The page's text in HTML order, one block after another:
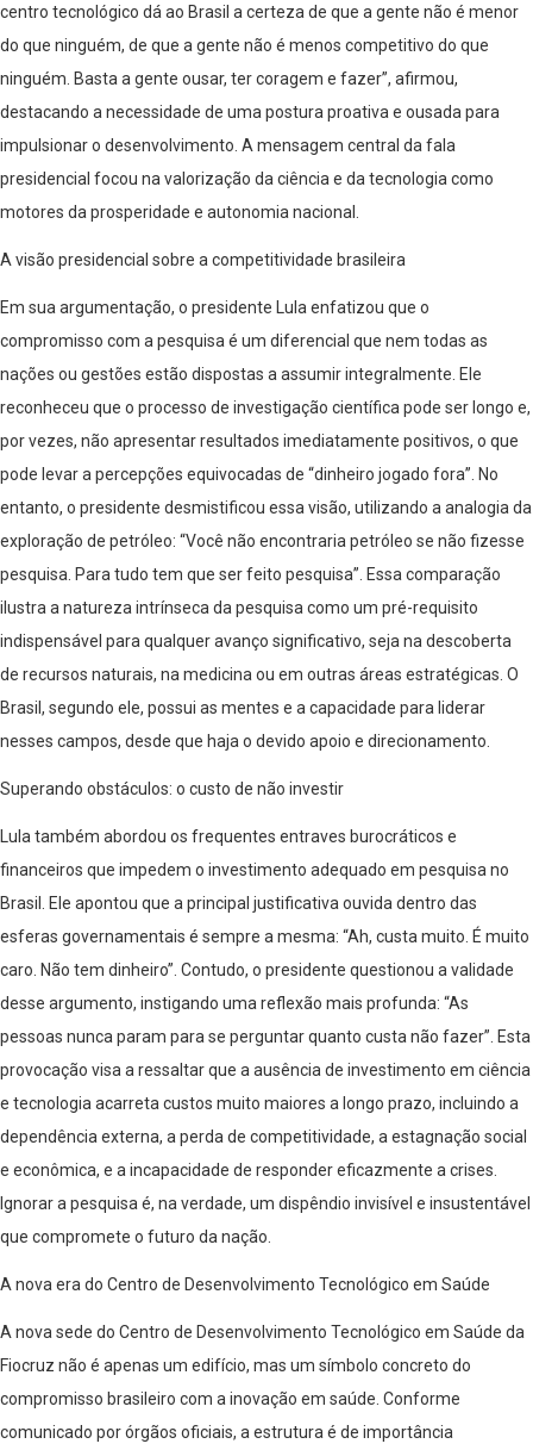
centro tecnológico dá ao Brasil a certeza de que a gente não é menor
do que ninguém, de que a gente não é menos competitivo do que
ninguém. Basta a gente ousar, ter coragem e fazer”, afirmou,
destacando a necessidade de uma postura proativa e ousada para
impulsionar o desenvolvimento. A mensagem central da fala
presidencial focou na valorização da ciência e da tecnologia como
motores da prosperidade e autonomia nacional.
A visão presidencial sobre a competitividade brasileira
Em sua argumentação, o presidente Lula enfatizou que o
compromisso com a pesquisa é um diferencial que nem todas as
nações ou gestões estão dispostas a assumir integralmente. Ele
reconheceu que o processo de investigação científica pode ser longo e,
por vezes, não apresentar resultados imediatamente positivos, o que
pode levar a percepções equivocadas de “dinheiro jogado fora”. No
entanto, o presidente desmistificou essa visão, utilizando a analogia da
exploração de petróleo: “Você não encontraria petróleo se não fizesse
pesquisa. Para tudo tem que ser feito pesquisa”. Essa comparação
ilustra a natureza intrínseca da pesquisa como um pré-requisito
indispensável para qualquer avanço significativo, seja na descoberta
de recursos naturais, na medicina ou em outras áreas estratégicas. O
Brasil, segundo ele, possui as mentes e a capacidade para liderar
nesses campos, desde que haja o devido apoio e direcionamento.
Superando obstáculos: o custo de não investir
Lula também abordou os frequentes entraves burocráticos e
financeiros que impedem o investimento adequado em pesquisa no
Brasil. Ele apontou que a principal justificativa ouvida dentro das
esferas governamentais é sempre a mesma: “Ah, custa muito. É muito
caro. Não tem dinheiro”. Contudo, o presidente questionou a validade
desse argumento, instigando uma reflexão mais profunda: “As
pessoas nunca param para se perguntar quanto custa não fazer”. Esta
provocação visa a ressaltar que a ausência de investimento em ciência
e tecnologia acarreta custos muito maiores a longo prazo, incluindo a
dependência externa, a perda de competitividade, a estagnação social
e econômica, e a incapacidade de responder eficazmente a crises.
Ignorar a pesquisa é, na verdade, um dispêndio invisível e insustentável
que compromete o futuro da nação.
A nova era do Centro de Desenvolvimento Tecnológico em Saúde
A nova sede do Centro de Desenvolvimento Tecnológico em Saúde da
Fiocruz não é apenas um edifício, mas um símbolo concreto do
compromisso brasileiro com a inovação em saúde. Conforme
comunicado por órgãos oficiais, a estrutura é de importância